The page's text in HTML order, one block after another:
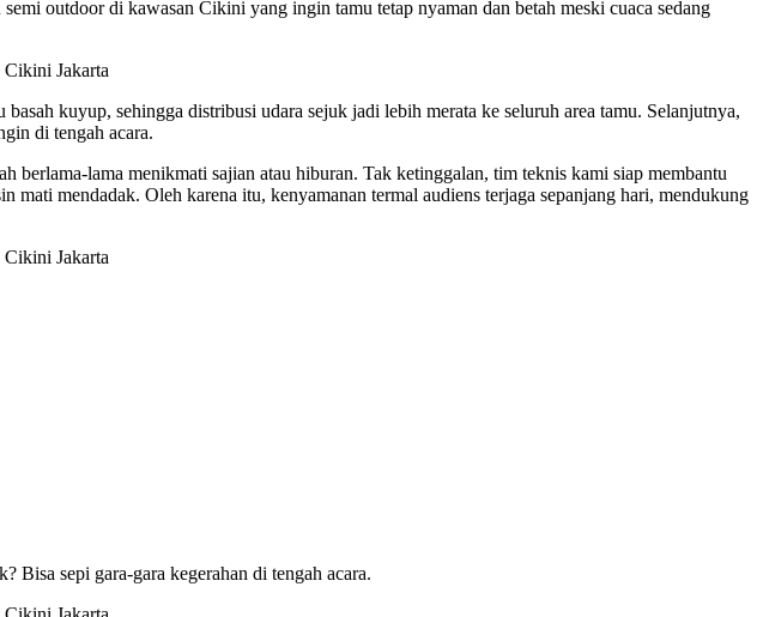
outdoor di kawasan Cikini yang ingin tamu tetap nyaman dan betah meski cuaca sedang
kuyup, sehingga distribusi udara sejuk jadi lebih merata ke seluruh area tamu. Selanjutnya,
di tengah acara.
berlama-lama menikmati sajian atau hiburan. Tak ketinggalan, tim teknis kami siap membantu
mendadak. Oleh karena itu, kenyamanan termal audiens terjaga sepanjang hari, mendukung
Bisa sepi gara-gara kegerahan di tengah acara.